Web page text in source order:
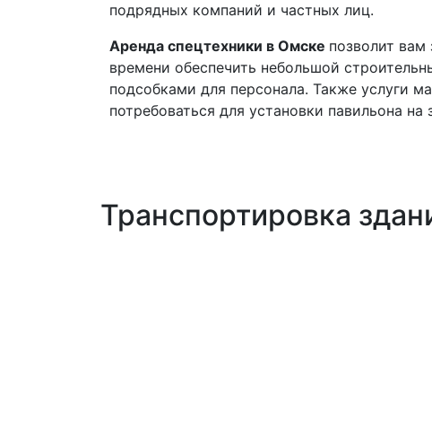
подрядных компаний и частных лиц.
Аренда спецтехники в Омске позволит вам
времени обеспечить небольшой
подсобками для персонала. Также услуги
потребоваться для установки павильона на
Транспортировка